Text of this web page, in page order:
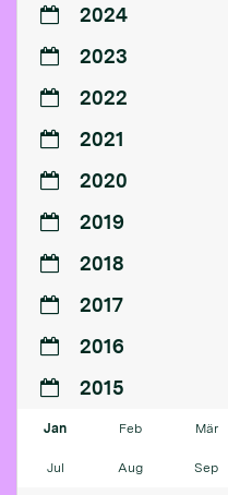
2024
2023
2022
2021
2020
2019
2018
2017
2016
2015
Jan Feb Mär
Jul Aug Sep